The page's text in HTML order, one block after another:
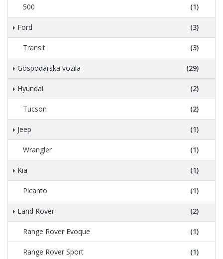
500 (1)
Ford (3)
Transit (3)
Gospodarska vozila (29)
Hyundai (2)
Tucson (2)
Jeep (1)
Wrangler (1)
Kia (1)
Picanto (1)
Land Rover (2)
Range Rover Evoque (1)
Range Rover Sport (1)